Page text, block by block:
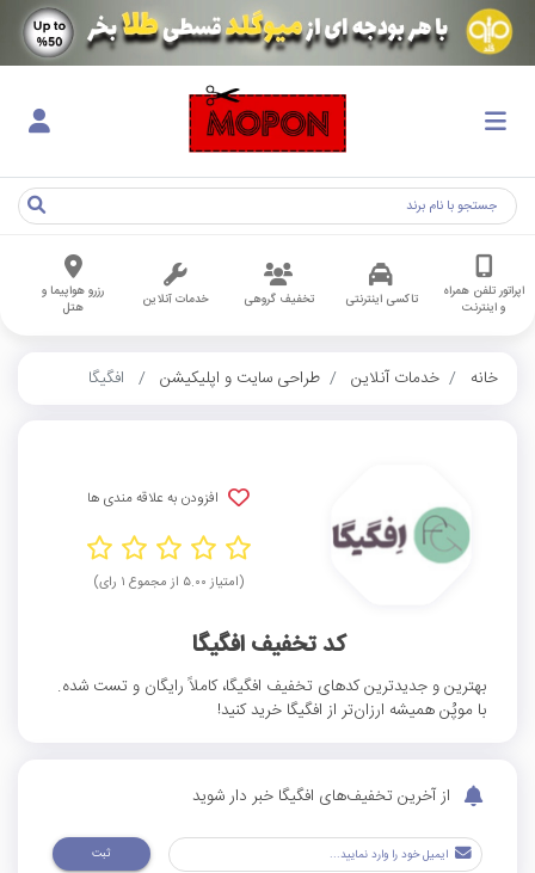
اپراتور تلفن همراه
و اینترنت
تاکسی اینترنتی تخفیف گروهی خدمات آنلاین
رزرو هواپیما و
هتل
خانه خدمات آنلاین طراحی سایت و اپلیکیشن افگیگا
افزودن به علاقه مندی ها
(امتیاز ۵.۰۰ از مجموع ۱ رای)
کد تخفیف افگیگا
بهترین و جدیدترین کدهای تخفیف افگیگا، کاملاً رایگان و تست شده.
با موپُن همیشه ارزان‌تر از افگیگا خرید کنید!
از آخرین تخفیف‌های افگیگا خبر دار شوید
ثبت